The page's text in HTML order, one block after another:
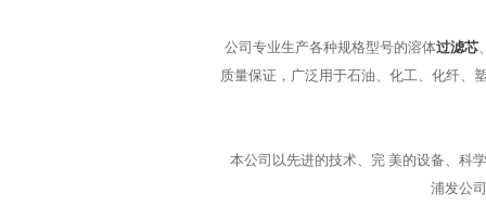
公司专业生产各种规格型号的溶体过滤芯
质量保证，广泛用于石油、化工、化纤、
本公司以先进的技术、完 美的设备、科
浦发公